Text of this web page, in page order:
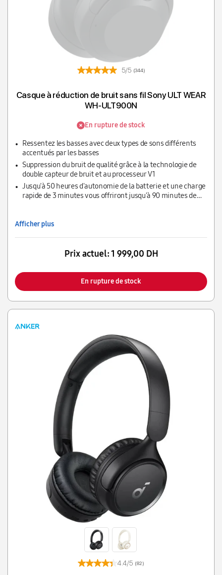
5/5 (344)
Casque à réduction de bruit sans fil Sony ULT WEAR
WH-ULT900N
En rupture de stock
Ressentez les basses avec deux types de sons différents
accentués par les basses
Suppression du bruit de qualité grâce à la technologie de
double capteur de bruit et au processeur V1
Jusqu'à 50 heures d'autonomie de la batterie et une charge
rapide de 3 minutes vous offriront jusqu'à 90 minutes de
Afficher plus
Prix actuel:1 999,00 DH
En rupture de stock
4.4/5 (82)